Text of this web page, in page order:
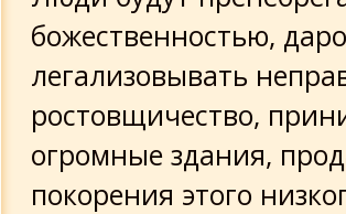
божественностью,
легализовывать
ростовщичество,
огромные здания,
покорения этого